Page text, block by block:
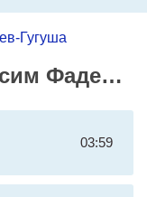
Гугуша
Found by request «Максим Фадеев-Гугуша»
03:59